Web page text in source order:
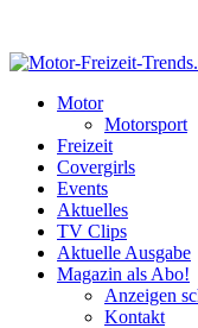
Motor
Motorsport
Freizeit
Covergirls
Events
Aktuelles
TV Clips
Aktuelle Ausgabe
Magazin als Abo!
Anzeigen
Kontakt